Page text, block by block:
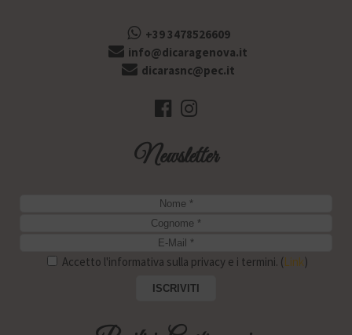
+39 3478526609
info@dicaragenova.it
dicarasnc@pec.it
Newsletter
Accetto l'informativa sulla privacy e i termini. (Link)